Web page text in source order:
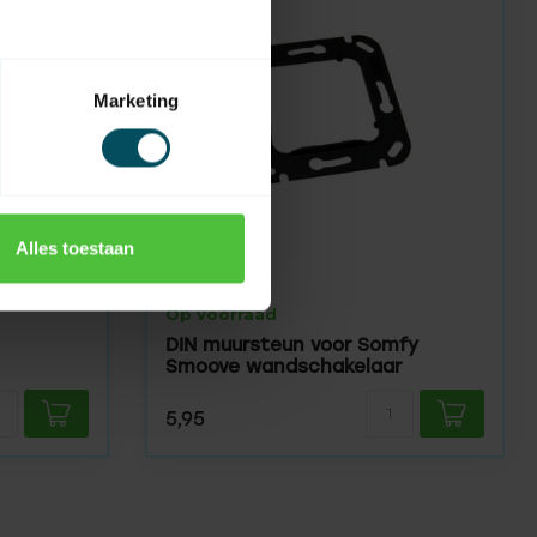
Marketing
Alles toestaan
Op voorraad
DIN muursteun voor Somfy
Smoove wandschakelaar
5,95